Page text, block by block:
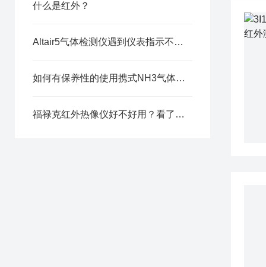
什么是红外？
Altair5气体检测仪遇到仪表指示不稳时怎么办
如何有保养性的使用携式NH3气体检测仪
福禄克红外热像仪好不好用？看了你就知道了